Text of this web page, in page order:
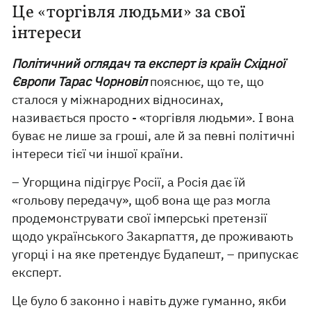
Це «торгівля людьми» за свої
інтереси
Політичний оглядач та експерт із країн Східної
Європи Тарас Чорновілпояснює, що те, що
сталося у міжнародних відносинах,
називається просто - «торгівля людьми». І вона
буває не лише за гроші, але й за певні політичні
інтереси тієї чи іншої країни.
– Угорщина підігрує Росії, а Росія дає їй
«гольову передачу», щоб вона ще раз могла
продемонструвати свої імперські претензії
щодо українського Закарпаття, де проживають
угорці і на яке претендує Будапешт, – припускає
експерт.
Це було б законно і навіть дуже гуманно, якби